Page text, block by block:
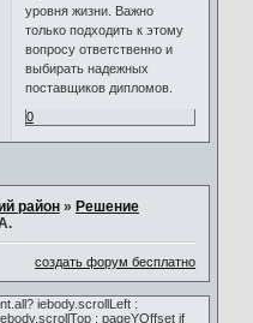
уровня жизни. Важно
только подходить к этому
вопросу ответственно и
выбирать надежных
поставщиков дипломов.
0
район » Решение
создать форум бесплатно
iebody.scrollLeft :
: pageYOffset if